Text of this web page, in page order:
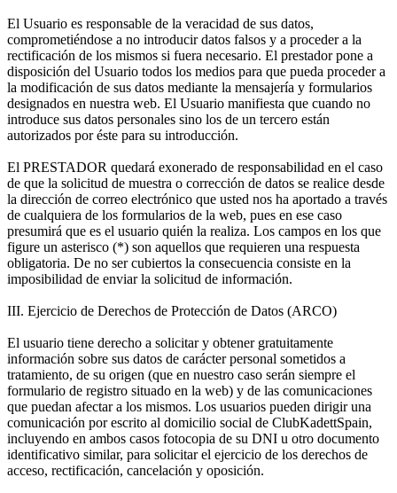
El Usuario es responsable de la veracidad de sus datos,
comprometiéndose a no introducir datos falsos y a proceder a la
rectificación de los mismos si fuera necesario. El prestador pone a
disposición del Usuario todos los medios para que pueda proceder a
la modificación de sus datos mediante la mensajería y formularios
designados en nuestra web. El Usuario manifiesta que cuando no
introduce sus datos personales sino los de un tercero están
autorizados por éste para su introducción.
El PRESTADOR quedará exonerado de responsabilidad en el caso
de que la solicitud de muestra o corrección de datos se realice desde
la dirección de correo electrónico que usted nos ha aportado a través
de cualquiera de los formularios de la web, pues en ese caso
presumirá que es el usuario quién la realiza. Los campos en los que
figure un asterisco (*) son aquellos que requieren una respuesta
obligatoria. De no ser cubiertos la consecuencia consiste en la
imposibilidad de enviar la solicitud de información.
III. Ejercicio de Derechos de Protección de Datos (ARCO)
El usuario tiene derecho a solicitar y obtener gratuitamente
información sobre sus datos de carácter personal sometidos a
tratamiento, de su origen (que en nuestro caso serán siempre el
formulario de registro situado en la web) y de las comunicaciones
que puedan afectar a los mismos. Los usuarios pueden dirigir una
comunicación por escrito al domicilio social de ClubKadettSpain,
incluyendo en ambos casos fotocopia de su DNI u otro documento
identificativo similar, para solicitar el ejercicio de los derechos de
acceso, rectificación, cancelación y oposición.